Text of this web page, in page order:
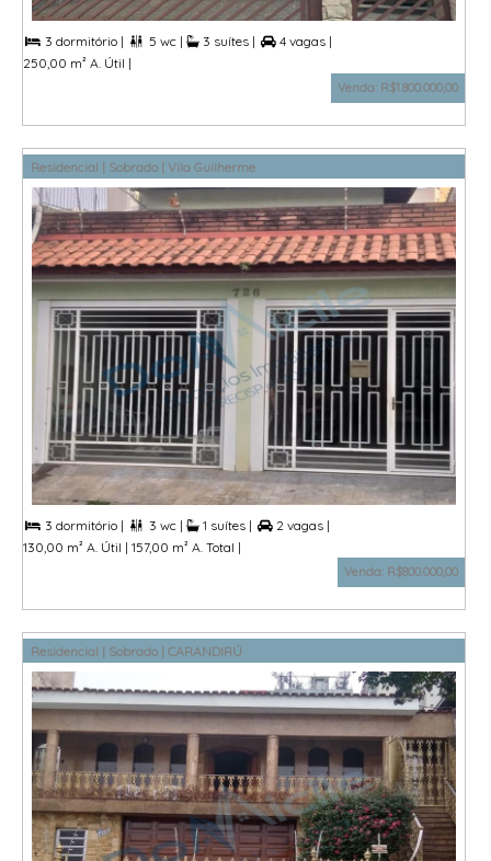
 3 dormitório |  5 wc | 3 suítes |  4 vagas |
250,00 m² A. Útil |
Venda: R$1.800.000,00
Residencial | Sobrado | Vila Guilherme
 3 dormitório |  3 wc | 1 suítes |  2 vagas |
130,00 m² A. Útil | 157,00 m² A. Total |
Venda: R$800.000,00
Residencial | Sobrado | CARANDIRÚ